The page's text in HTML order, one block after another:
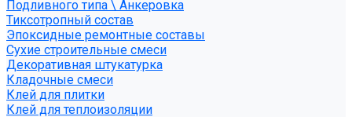
Подливного типа \ Анкеровка
Тиксотропный состав
Эпоксидные ремонтные составы
Сухие строительные смеси
Декоративная штукатурка
Кладочные смеси
Клей для плитки
Клей для теплоизоляции